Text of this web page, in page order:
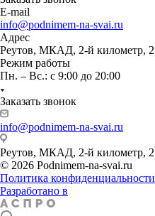
E-mail
info@podnimem-na-svai.ru
Адрес
Реутов, МКАД, 2-й километр, 2
Режим работы
Пн. – Вс.: с 9:00 до 20:00
Заказать звонок
info@podnimem-na-svai.ru
Реутов, МКАД, 2-й километр, 2
© 2026 Podnimem-na-svai.ru
Политика конфиденциальности
Разработано в